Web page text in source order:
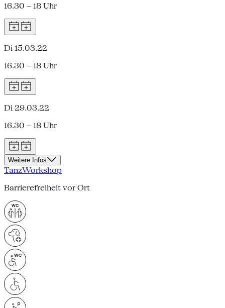
16.30 – 18 Uhr
Di 15.03.22
16.30 – 18 Uhr
Di 29.03.22
16.30 – 18 Uhr
Weitere Infos
TanzWorkshop
Barrierefreiheit vor Ort